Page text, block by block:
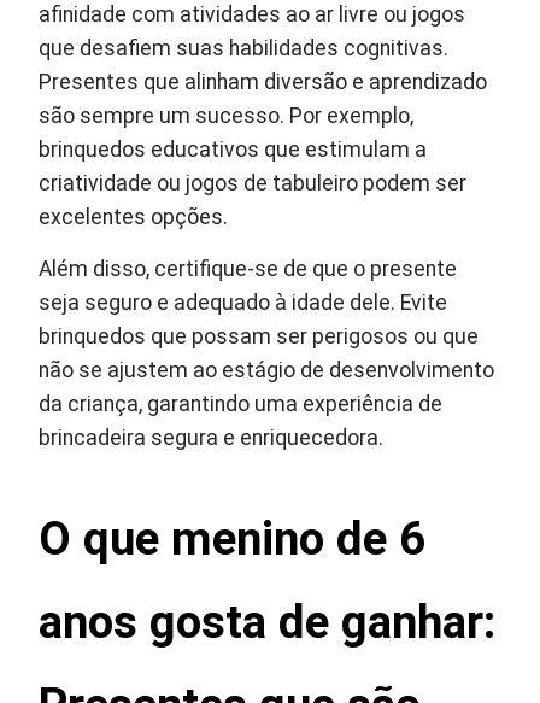
afinidade com atividades ao ar livre ou jogos
que desafiem suas habilidades cognitivas.
Presentes que alinham diversão e aprendizado
são sempre um sucesso. Por exemplo,
brinquedos educativos que estimulam a
criatividade ou jogos de tabuleiro podem ser
excelentes opções.
Além disso, certifique-se de que o presente
seja seguro e adequado à idade dele. Evite
brinquedos que possam ser perigosos ou que
não se ajustem ao estágio de desenvolvimento
da criança, garantindo uma experiência de
brincadeira segura e enriquecedora.
O que menino de 6
anos gosta de ganhar: